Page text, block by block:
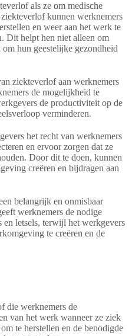
als ze om medische
kunnen werknemers
en weer aan het werk te
Dit helpt hen niet alleen om
hun geestelijke gezondheid
ziekteverlof aan werknemers
de mogelijkheid te
de productiviteit op de
verminderen.
het recht van werknemers
en ervoor zorgen dat ze
Door dit te doen, kunnen
creëren en bijdragen aan
belangrijk en onmisbaar
werknemers de nodige
en letsels, terwijl het werkgevers
te creëren en de
die werknemers de
van het werk wanneer ze ziek
te herstellen en de benodigde